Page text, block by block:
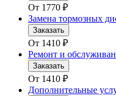
От 1770 ₽
Замена тормозных
Заказать
От 1410 ₽
Ремонт и
Заказать
От 1410 ₽
Дополнительные